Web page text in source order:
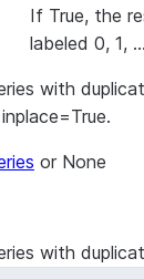
If True, the
labeled 0, 1,
with
or None
with